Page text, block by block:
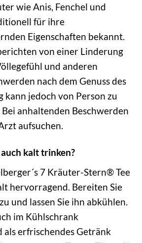
wie Anis, Fenchel und
für ihre
Eigenschaften bekannt.
von einer Linderung
und anderen
nach dem Genuss des
kann jedoch von Person zu
anhaltenden Beschwerden
aufsuchen.
kalt trinken?
7 Kräuter-Stern® Tee
hervorragend. Bereiten Sie
und lassen Sie ihn abkühlen.
im Kühlschrank
als erfrischendes Getränk